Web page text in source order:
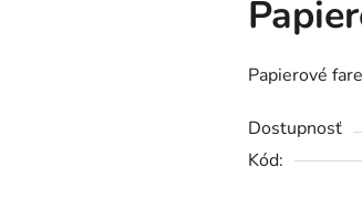
Papierové
Dostupnosť
Kód: